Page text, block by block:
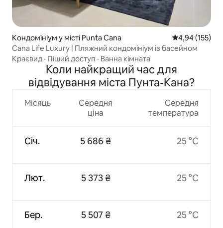
Кондомініум у місті Punta Cana Середня
4,94 (155)
Cana Life Luxury | Пляжний кондомініум із басейном
Краєвид · Піший доступ · Ванна кімната
Коли найкращий час для
відвідування міста Пунта-Кана?
Місяць
Січ.
Лют.
Бер.
Середня
ціна
5 686 ₴
5 373 ₴
5 507 ₴
Середня
температура
25 °C
25 °C
25 °C